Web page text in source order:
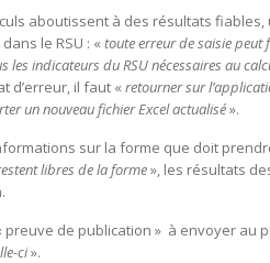
aboutissent à des résultats
le RSU : « toute erreur de saisie peut
les indicateurs du RSU nécessaires au
d’erreur, il faut « retourner sur
un nouveau fichier Excel actualisé».
sur la forme que doit
libres de la forme», les résultats
preuve de publication » à envoyer au
ci».